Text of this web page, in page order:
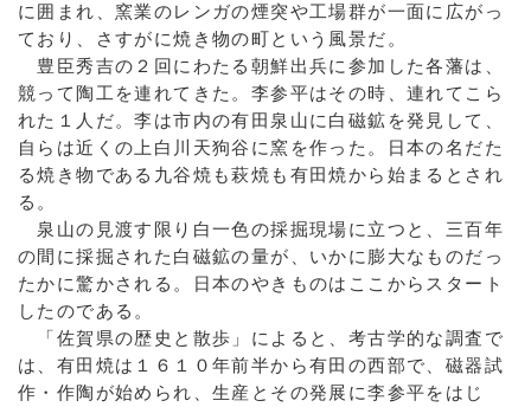
に囲まれ、窯業のレンガの煙突や工場群が一面に広がっ
ており、さすがに焼き物の町という風景だ。
豊臣秀吉の２回にわたる朝鮮出兵に参加した各藩は、
競って陶工を連れてきた。李参平はその時、連れてこら
れた１人だ。李は市内の有田泉山に白磁鉱を発見して、
自らは近くの上白川天狗谷に窯を作った。日本の名だた
る焼き物である九谷焼も萩焼も有田焼から始まるとされ
る。
泉山の見渡す限り白一色の採掘現場に立つと、三百年
の間に採掘された白磁鉱の量が、いかに膨大なものだっ
たかに驚かされる。日本のやきものはここからスタート
したのである。
「佐賀県の歴史と散歩」によると、考古学的な調査で
は、有田焼は１６１０年前半から有田の西部で、磁器試
作・作陶が始められ、生産とその発展に李参平をはじ